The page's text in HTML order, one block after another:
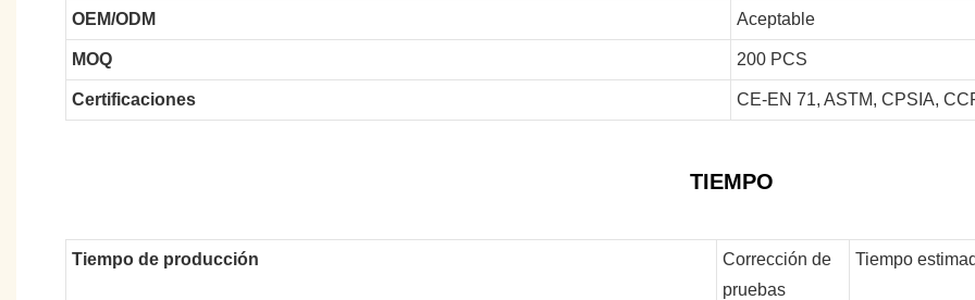
OEM/ODM Aceptable
MOQ 200 PCS
Certificaciones CE-EN 71, ASTM, CPSIA,
TIEMPO
Tiempo de producción
Corrección de
pruebas
Tiempo